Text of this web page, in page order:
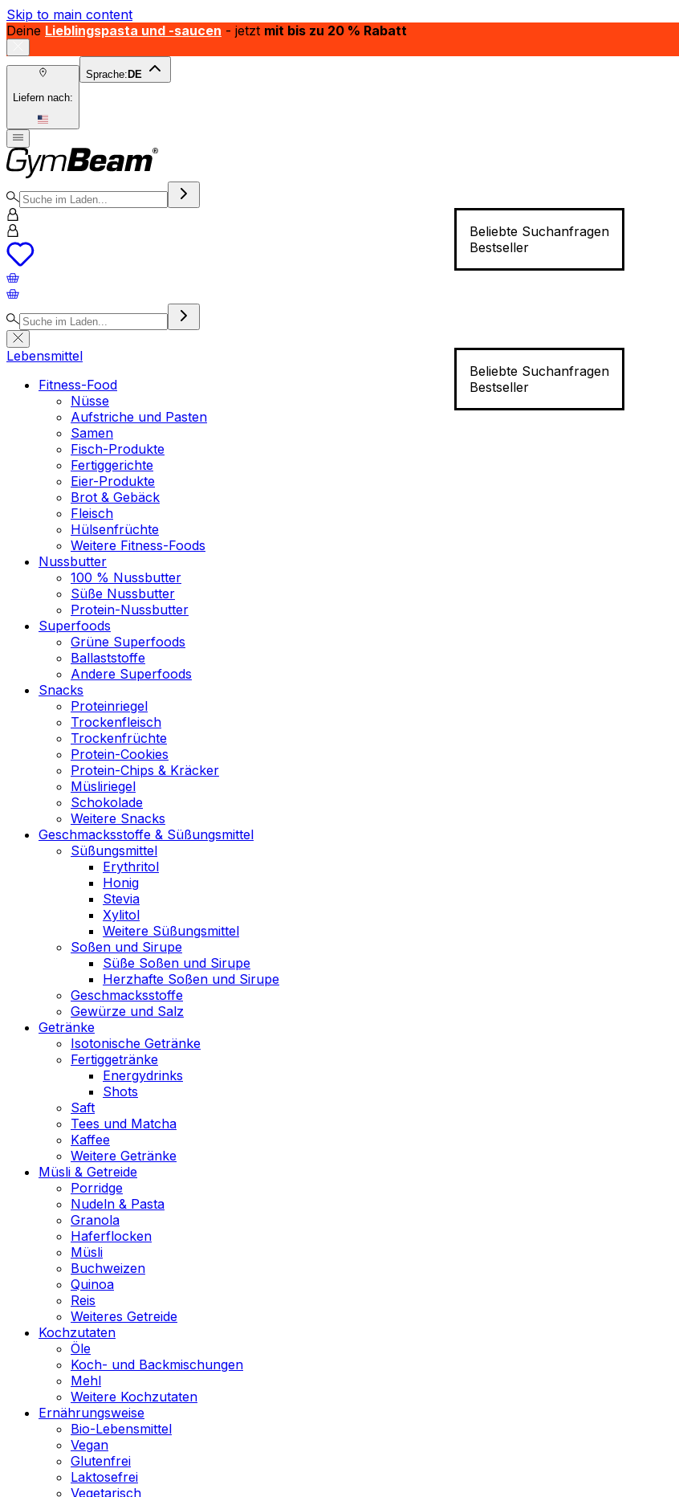
Skip to main content
Deine Lieblingspasta und -saucen - jetzt mit bis zu 20 % Rabatt
Liefern nach:
Sprache: DE
Beliebte Suchanfragen
Bestseller
Beliebte Suchanfragen
Bestseller
Lebensmittel
Fitness-Food
Nüsse
Aufstriche und Pasten
Samen
Fisch-Produkte
Fertiggerichte
Eier-Produkte
Brot & Gebäck
Fleisch
Hülsenfrüchte
Weitere Fitness-Foods
Nussbutter
100 % Nussbutter
Süße Nussbutter
Protein-Nussbutter
Superfoods
Grüne Superfoods
Ballaststoffe
Andere Superfoods
Snacks
Proteinriegel
Trockenfleisch
Trockenfrüchte
Protein-Cookies
Protein-Chips & Kräcker
Müsliriegel
Schokolade
Weitere Snacks
Geschmacksstoffe & Süßungsmittel
Süßungsmittel
Erythritol
Honig
Stevia
Xylitol
Weitere Süßungsmittel
Soßen und Sirupe
Süße Soßen und Sirupe
Herzhafte Soßen und Sirupe
Geschmacksstoffe
Gewürze und Salz
Getränke
Isotonische Getränke
Fertiggetränke
Energydrinks
Shots
Saft
Tees und Matcha
Kaffee
Weitere Getränke
Müsli & Getreide
Porridge
Nudeln & Pasta
Granola
Haferflocken
Müsli
Buchweizen
Quinoa
Reis
Weiteres Getreide
Kochzutaten
Öle
Koch- und Backmischungen
Mehl
Weitere Kochzutaten
Ernährungsweise
Bio-Lebensmittel
Vegan
Glutenfrei
Laktosefrei
Vegetarisch